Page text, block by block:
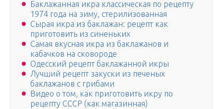
Баклажанная икра классическая по рецепту
1974 года на зиму, стерилизованная
Сырая икра из баклажан: рецепт как
приготовить из синеньких
Самая вкусная икра из баклажанов и
кабачков на сковороде
Одесский рецепт баклажанной икры
Лучший рецепт закуски из печеных
баклажанов с грибами
Видео о том, как приготовить икру по
рецепту СССР (как магазинная)